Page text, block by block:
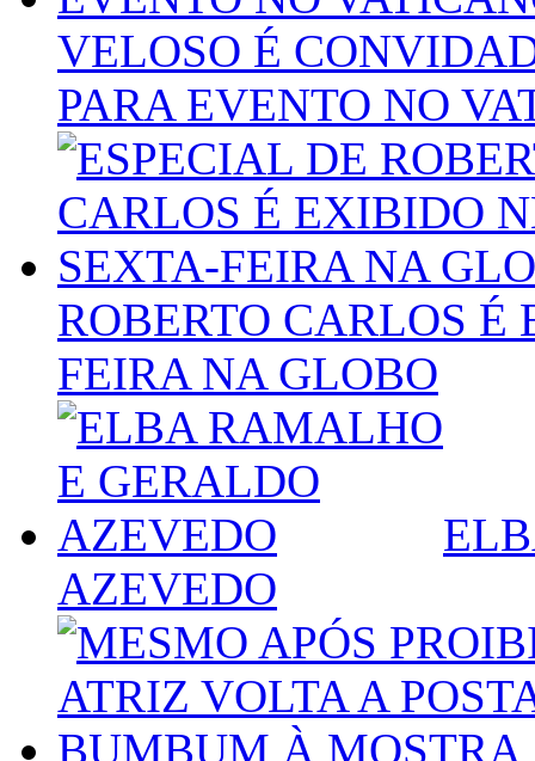
VELOSO É
PARA EVENTO NO
ROBERTO CARLOS
FEIRA NA GLOBO
AZEVEDO